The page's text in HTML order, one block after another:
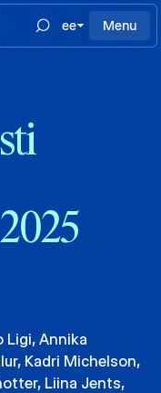
ee Menu
Ligi, Annika
, Kadri Michelson,
, Liina Jents,